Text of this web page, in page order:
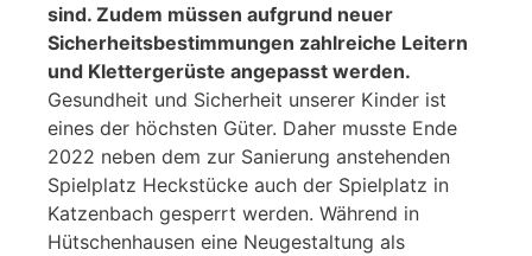
sind. Zudem müssen aufgrund neuer
Sicherheitsbestimmungen zahlreiche Leitern
und Klettergerüste angepasst werden.
Gesundheit und Sicherheit unserer Kinder ist
eines der höchsten Güter. Daher musste Ende
2022 neben dem zur Sanierung anstehenden
Spielplatz Heckstücke auch der Spielplatz in
Katzenbach gesperrt werden. Während in
Hütschenhausen eine Neugestaltung als